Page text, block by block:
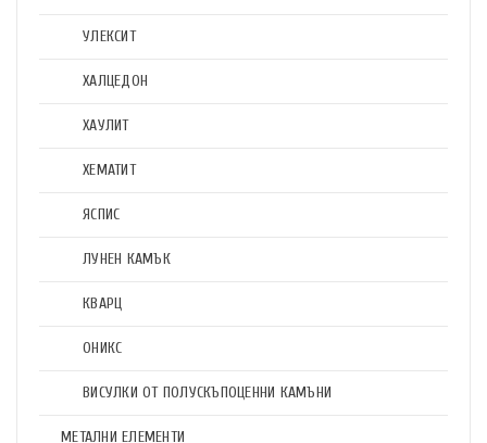
УЛЕКСИТ
ХАЛЦЕДОН
ХАУЛИТ
ХЕМАТИТ
ЯСПИС
ЛУНЕН КАМЪК
КВАРЦ
ОНИКС
ВИСУЛКИ ОТ ПОЛУСКЪПОЦЕННИ КАМЪНИ
МЕТАЛНИ ЕЛЕМЕНТИ